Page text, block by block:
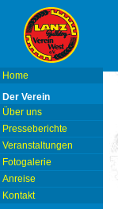
Home
Der Verein
Über uns
Presseberichte
Veranstaltungen
Fotogalerie
Anreise
Kontakt